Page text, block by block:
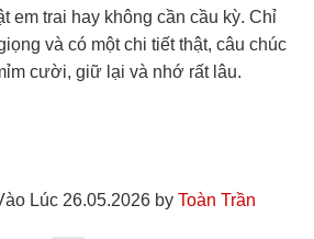
em trai hay không cần cầu kỳ. Chỉ
và có một chi tiết thật, câu chúc
cười, giữ lại và nhớ rất lâu.
Lúc 26.05.2026 by Toàn Trần